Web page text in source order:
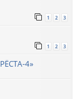
1 2 3
1 2 3
4»